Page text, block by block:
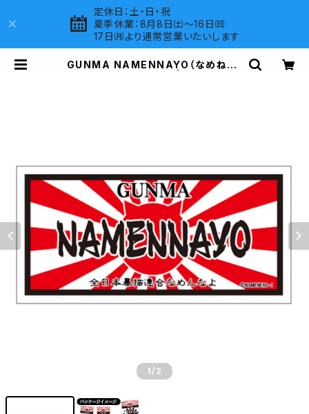
定休日：土・日・祝
夏季休業：8月8日㈯～16日㈰
17日㈪より通常営業いたいします
GUNMA NAMENNAYO（なめねこ）
1 /2